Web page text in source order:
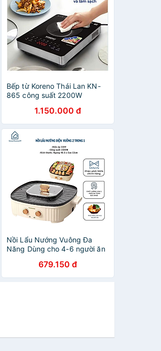
Bếp từ Koreno Thái Lan KN-
865 công suất 2200W
chính hãng bảo hành 12 tháng
1.150.000 đ
Nồi Lẩu Nướng Vuông Đa
Năng Dùng cho 4-6 người ăn
Dính Cao Cấp - Nồi lẩu Nướng
2 Trong 1 - Hàng Chính Hãng
679.150 đ